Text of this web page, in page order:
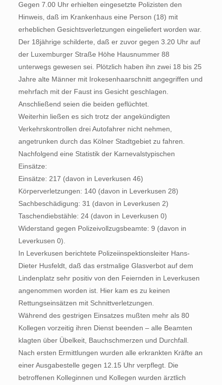
Gegen 7.00 Uhr erhielten eingesetzte Polizisten den
Hinweis, daß im Krankenhaus eine Person (18) mit
erheblichen Gesichtsverletzungen eingeliefert worden war.
Der 18jährige schilderte, daß er zuvor gegen 3.20 Uhr auf
der Luxemburger Straße Höhe Hausnummer 88
unterwegs gewesen sei. Plötzlich haben ihn zwei 18 bis 25
Jahre alte Männer mit Irokesenhaarschnitt angegriffen und
mehrfach mit der Faust ins Gesicht geschlagen.
Anschließend seien die beiden geflüchtet.
Weiterhin ließen es sich trotz der angekündigten
Verkehrskontrollen drei Autofahrer nicht nehmen,
angetrunken durch das Kölner Stadtgebiet zu fahren.
Nachfolgend eine Statistik der Karnevalstypischen
Einsätze:
Einsätze: 217 (davon in Leverkusen 46)
Körperverletzungen: 140 (davon in Leverkusen 28)
Sachbeschädigung: 31 (davon in Leverkusen 2)
Taschendiebstähle: 24 (davon in Leverkusen 0)
Widerstand gegen Polizeivollzugsbeamte: 9 (davon in
Leverkusen 0).
In Leverkusen berichtete Polizeiinspektionsleiter Hans-
Dieter Husfeldt, daß das erstmalige Glasverbot auf dem
Lindenplatz sehr positiv von den Feiernden in Leverkusen
angenommen worden ist. Hier kam es zu keinen
Rettungseinsätzen mit Schnittverletzungen.
Während des gestrigen Einsatzes mußten mehr als 80
Kollegen vorzeitig ihren Dienst beenden – alle Beamten
klagten über Übelkeit, Bauchschmerzen und Durchfall.
Nach ersten Ermittlungen wurden alle erkrankten Kräfte an
einer Ausgabestelle gegen 12.15 Uhr verpflegt. Die
betroffenen Kolleginnen und Kollegen wurden ärztlich